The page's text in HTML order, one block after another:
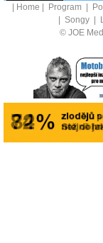
Home Program
Songy
© JOE